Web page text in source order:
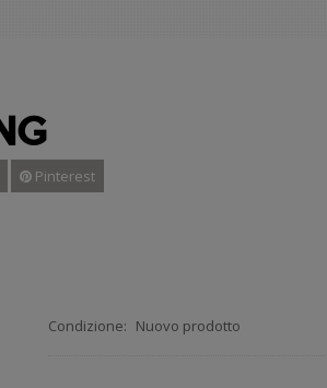
Pinterest
Condizione: Nuovo prodotto